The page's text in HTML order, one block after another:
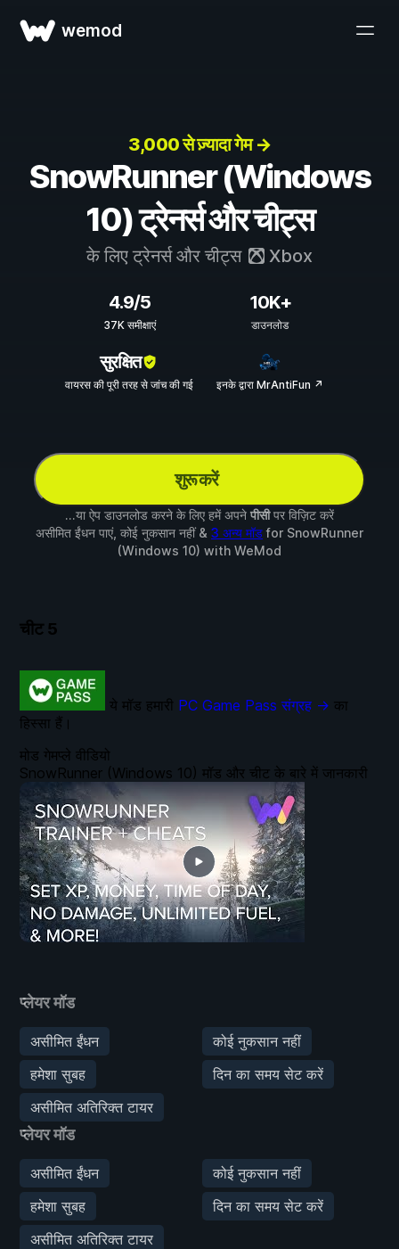
wemod
3,000 से ज़्यादा गेम →
SnowRunner (Windows
10) ट्रेनर्स और चीट्स
के लिए ट्रेनर्स और चीट्स Xbox
4.9/5
37K समीक्षाएं
10K+
डाउनलोड
सुरक्षित
वायरस की पूरी तरह से जांच की गई इनके द्वारा MrAntiFun ↗
शुरू करें
...या ऐप डाउनलोड करने के लिए हमें अपने पीसीपर विज़िट करें
असीमित ईंधन पाएं, कोई नुकसान नहीं & 3 अन्य मॉडfor SnowRunner
(Windows 10) with WeMod
चीट 5
प्लेयर मॉड
असीमित ईंधन
कोई नुकसान नहीं
हमेशा सुबह
दिन का समय सेट करें
असीमित अतिरिक्त टायर
प्लेयर मॉड
असीमित ईंधन
कोई नुकसान नहीं
हमेशा सुबह
दिन का समय सेट करें
असीमित अतिरिक्त टायर
मोड गेमप्ले वीडियो
SnowRunner (Windows 10) मॉड और चीट के बारे में जानकारी
ये मॉड हमारी PC Game Pass संग्रह → का
हिस्सा हैं।